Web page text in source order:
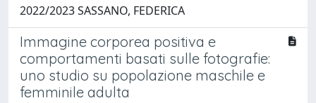
2022/2023 SASSANO, FEDERICA
Immagine corporea positiva e
comportamenti basati sulle fotografie:
uno studio su popolazione maschile e
femminile adulta